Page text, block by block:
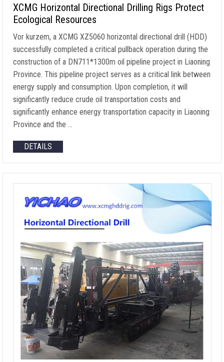
XCMG Horizontal Directional Drilling Rigs Protect
Ecological Resources
Vor kurzem, a XCMG XZ5060 horizontal directional drill (HDD)
successfully completed a critical pullback operation during the
construction of a DN711*1300m oil pipeline project in Liaoning
Province. This pipeline project serves as a critical link between
energy supply and consumption. Upon completion, it will
significantly reduce crude oil transportation costs and
significantly enhance energy transportation capacity in Liaoning
Province and the …
DETAILS